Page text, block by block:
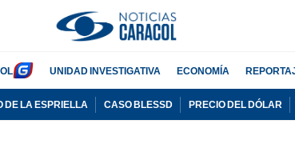
UNIDAD INVESTIGATIVA ECONOMÍA
DE LA ESPRIELLA CASO BLESSD PRECIO DEL DÓLAR